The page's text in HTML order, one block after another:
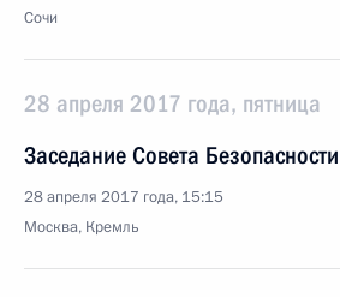
Сочи
28 апреля 2017 года, пятница
Заседание Совета Безопасности
28 апреля 2017 года, 15:15
Москва, Кремль